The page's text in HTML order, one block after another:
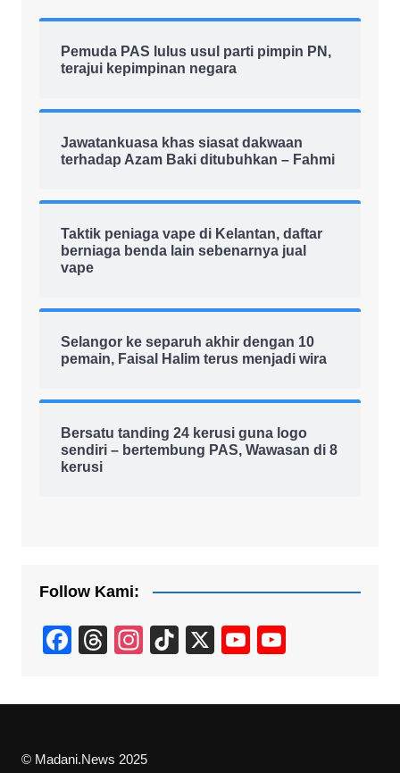
Pemuda PAS lulus usul parti pimpin PN,
terajui kepimpinan negara
Jawatankuasa khas siasat dakwaan
terhadap Azam Baki ditubuhkan – Fahmi
Taktik peniaga vape di Kelantan, daftar
berniaga benda lain sebenarnya jual
vape
Selangor ke separuh akhir dengan 10
pemain, Faisal Halim terus menjadi wira
Bersatu tanding 24 kerusi guna logo
sendiri – bertembung PAS, Wawasan di 8
kerusi
Follow Kami:
F
c
b
T
e
d
In
a
a
Ti
T
X
Y
u
u
© Madani.News 2025